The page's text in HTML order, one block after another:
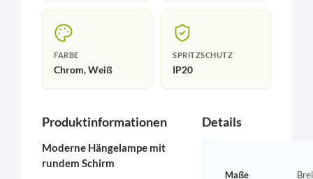
FARBE
Chrom, Weiß
SPRITZSCHUTZ
IP20
Produktinformationen
Moderne Hängelampe mit
rundem Schirm
Details
Maße